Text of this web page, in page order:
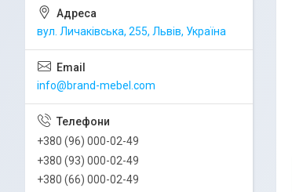
вул. Личаківська, 255, Львів, Україна
info@brand-mebel.com
+380 (96) 000-02-49
+380 (93) 000-02-49
+380 (66) 000-02-49